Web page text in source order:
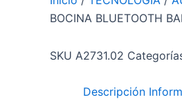
BOCINA BLUETOOTH
SKU A2731.02
Descripción